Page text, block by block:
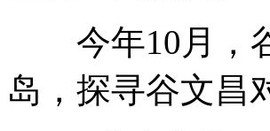
今年10月，谷
岛，探寻谷文昌